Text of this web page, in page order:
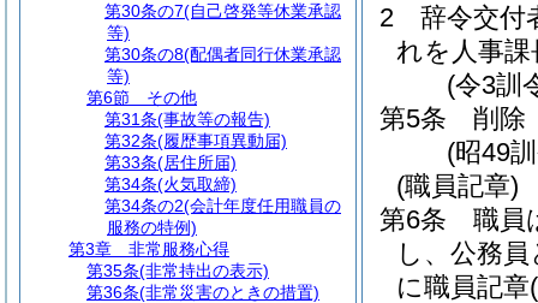
2
辞令交付
れを人事
(令3訓
第5条
削除
(昭49
(職員記章)
第6条
職員
し、公務
に職員記章(
第30条の7(自己啓発等休業承認
等)
第30条の8(配偶者同行休業承認
等)
第6節
その他
第31条(事故等の報告)
第32条(履歴事項異動届)
第33条(居住所届)
第34条(火気取締)
第34条の2(会計年度任用職員の
服務の特例)
第3章
非常服務心得
第35条(非常持出の表示)
第36条(非常災害のときの措置)